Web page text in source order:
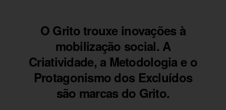
O Grito trouxe inovações à
mobilização social. A
Criatividade, a Metodologia e o
Protagonismo dos Excluídos
são marcas do Grito.